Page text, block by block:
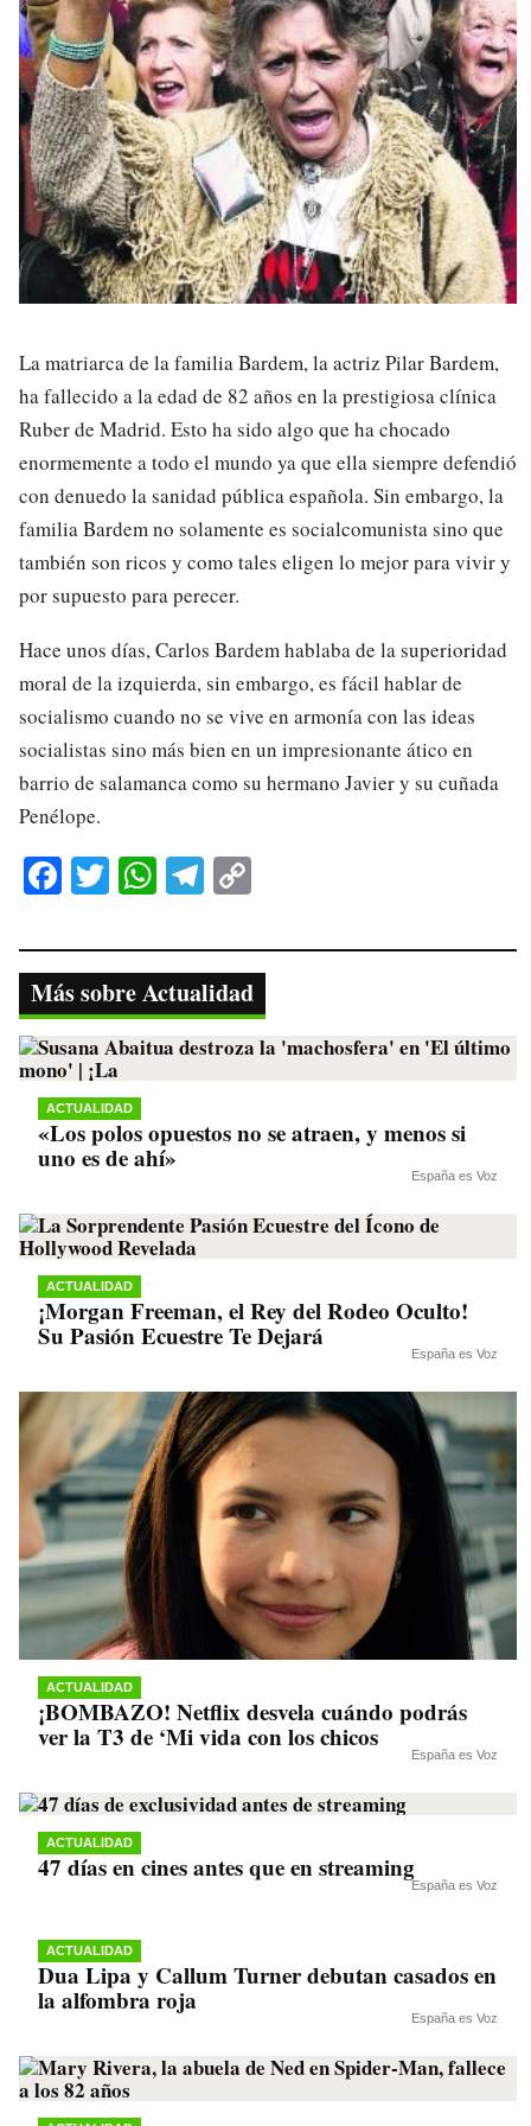
La matriarca de la familia Bardem, la actriz Pilar Bardem,
ha fallecido a la edad de 82 años en la prestigiosa clínica
Ruber de Madrid. Esto ha sido algo que ha chocado
enormemente a todo el mundo ya que ella siempre defendió
con denuedo la sanidad pública española. Sin embargo, la
familia Bardem no solamente es socialcomunista sino que
también son ricos y como tales eligen lo mejor para vivir y
por supuesto para perecer.
Hace unos días, Carlos Bardem hablaba de la superioridad
moral de la izquierda, sin embargo, es fácil hablar de
socialismo cuando no se vive en armonía con las ideas
socialistas sino más bien en un impresionante ático en
barrio de salamanca como su hermano Javier y su cuñada
Penélope.
Fa
bo
ok
T
tte
r
W
ts
A
pp
Te
gr
a
m
y
Li
nk
Más sobre Actualidad
ACTUALIDAD
«Los polos opuestos no se atraen, y menos si
uno es de ahí»
España es Voz
ACTUALIDAD
¡Morgan Freeman, el Rey del Rodeo Oculto!
Su Pasión Ecuestre Te Dejará
España es Voz
ACTUALIDAD
¡BOMBAZO! Netflix desvela cuándo podrás
ver la T3 de ‘Mi vida con los chicos
España es Voz
ACTUALIDAD
47 días en cines antes que en streaming
España es Voz
ACTUALIDAD
Dua Lipa y Callum Turner debutan casados en
la alfombra roja
España es Voz